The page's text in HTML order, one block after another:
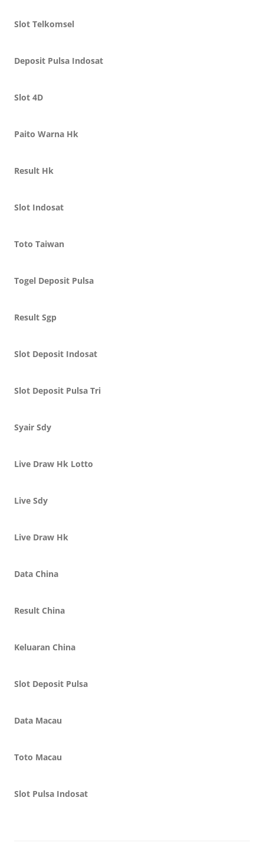
Slot Telkomsel
Deposit Pulsa Indosat
Slot 4D
Paito Warna Hk
Result Hk
Slot Indosat
Toto Taiwan
Togel Deposit Pulsa
Result Sgp
Slot Deposit Indosat
Slot Deposit Pulsa Tri
Syair Sdy
Live Draw Hk Lotto
Live Sdy
Live Draw Hk
Data China
Result China
Keluaran China
Slot Deposit Pulsa
Data Macau
Toto Macau
Slot Pulsa Indosat